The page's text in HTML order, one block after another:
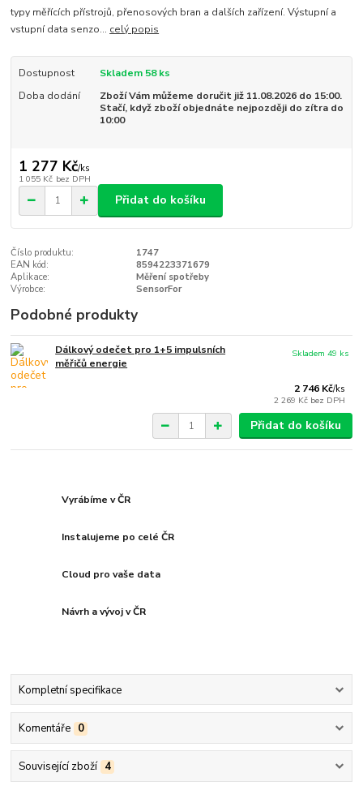
typy měřících přístrojů, přenosových bran a dalších zařízení. Výstupní a
vstupní data senzo... celý popis
Dostupnost
Skladem 58 ks
Doba dodání
Zboží Vám můžeme doručit již 11.08.2026 do 15:00.
Stačí, když zboží objednáte nejpozději do zítra do
10:00
1 277 Kč/ks
1 055 Kč bez DPH
Přidat do košíku
Číslo produktu:
1747
EAN kód:
8594223371679
Aplikace:
Měření spotřeby
Výrobce:
SensorFor
Podobné produkty
Dálkový odečet pro 1+5 impulsních
měřičů energie
2 746 Kč/ks
2 269 Kč bez DPH
Skladem 49 ks
Přidat do košíku
Vyrábíme v ČR
Instalujeme po celé ČR
Cloud pro vaše data
Návrh a vývoj v ČR
Kompletní specifikace
Komentáře 0
Související zboží 4